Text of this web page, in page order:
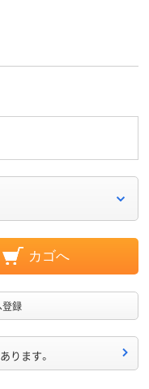
カゴへ
録
ります。